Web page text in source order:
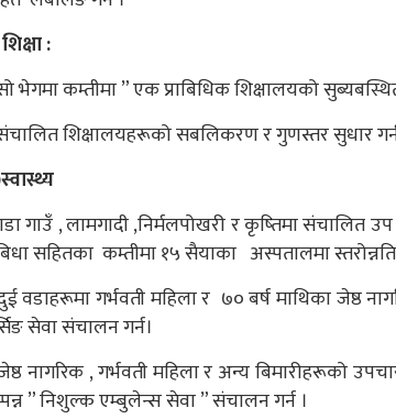
:
भेगमा कम्तीमा ” एक प्राबिधिक शिक्षालयको
शिक्षालयहरूको सबलिकरण र गुणस्तर सुधार गर्न
गाउँ , लामगादी ,निर्मलपोखरी र कृष्तिमा
सहितका कम्तीमा १५ सैयाका अस्पतालमा
वडाहरूमा गर्भवती महिला र ७० बर्ष माथिका जेष्ठ
सेवा संचालन गर्न।
नागरिक , गर्भवती महिला र अन्य बिमारीहरूको
” निशुल्क एम्बुलेन्स सेवा ” संचालन गर्न ।